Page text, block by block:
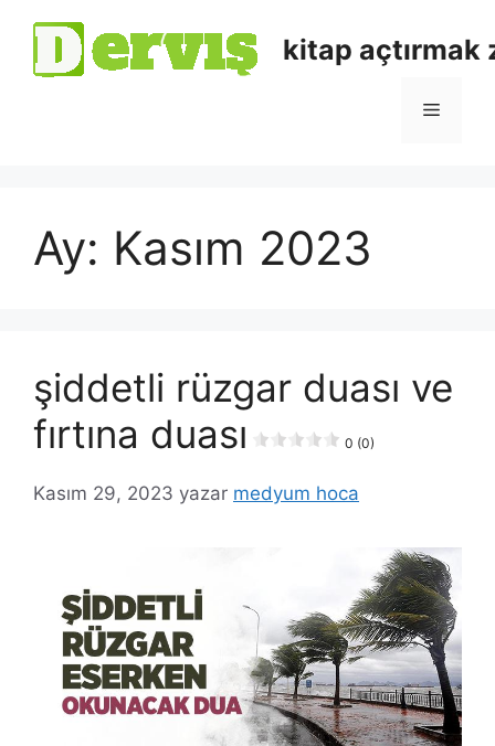
kitap açtırmak
Ay: Kasım 2023
şiddetli rüzgar duası ve
fırtına duası
0 (0)
Kasım 29, 2023 yazar medyum hoca